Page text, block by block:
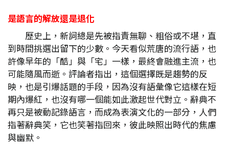
是語言的解放還是退化
歷史上，新詞總是先被指責無聊、粗俗或不堪，直
到時間挑選出留下的少數。今天看似荒唐的流行語，也
許像早年的「酷」與「宅」一樣，最終會融進主流，也
可能隨風而逝。評論者指出，這個選擇既是趨勢的反
映，也是引爆話題的手段，因為沒有語彙像它這樣在短
期內爆紅，也沒有哪一個能如此激起世代對立。辭典不
再只是被動記錄語言，而成為表演文化的一部分，人們
指著辭典笑，它也笑著指回來，彼此映照出時代的焦慮
與幽默。